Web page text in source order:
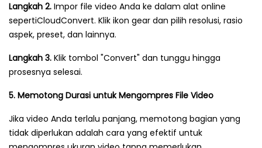
Langkah 2. Impor file video Anda ke dalam alat online
sepertiCloudConvert. Klik ikon gear dan pilih resolusi, rasio
aspek, preset, dan lainnya.
Langkah 3. Klik tombol "Convert" dan tunggu hingga
prosesnya selesai.
5. Memotong Durasi untuk Mengompres File Video
Jika video Anda terlalu panjang, memotong bagian yang
tidak diperlukan adalah cara yang efektif untuk